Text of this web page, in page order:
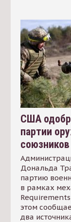
США
партии
союзников
Дональда
партию
в рамках
этом
два